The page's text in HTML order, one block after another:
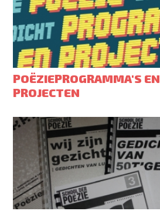
POËZIEPROGRAMMA'S EN
PROJECTEN